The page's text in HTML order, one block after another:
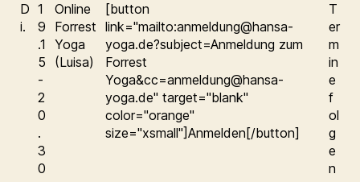
D
i.
1
9
.1
5
-
2
0
.
3
0
Online
Forrest
Yoga
(Luisa)
[button
link="mailto:anmeldung@hansa-
yoga.de?subject=Anmeldung zum
Forrest
Yoga&cc=anmeldung@hansa-
yoga.de" target="blank"
color="orange"
size="xsmall"]Anmelden[/button]
T
er
m
in
e
f
ol
g
e
n